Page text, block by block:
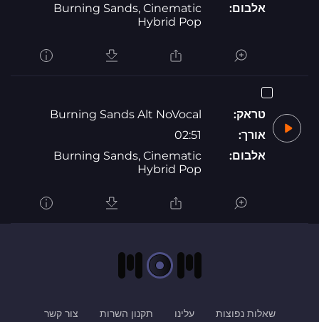
אלבום:
Burning Sands, Cinematic
Hybrid Pop
טראק:
Burning Sands Alt NoVocal
אורך:
02:51
אלבום:
Burning Sands, Cinematic
Hybrid Pop
שאלות נפוצות עלינו תקנון השרות צור קשר